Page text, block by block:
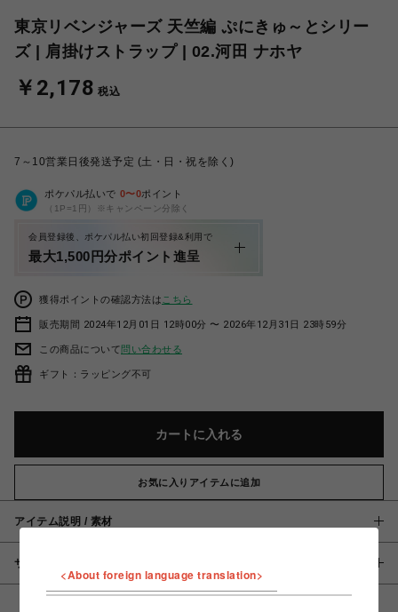
東京リベンジャーズ 天竺編 ぷにきゅ～とシリー
ズ | 肩掛けストラップ | 02.河田 ナホヤ
￥2,178 税込
7～10営業日後発送予定 (土・日・祝を除く)
ポケパル払いで 0〜0ポイント
（1P=1円）※キャンペーン分除く
会員登録後、ポケパル払い初回登録&利用で
最大1,500円分ポイント進呈
獲得ポイントの確認方法は こちら
販売期間 2024年12月01日 12時00分 〜 2026年12月31日 23時59分
この商品について問い合わせる
ギフト：ラッピング不可
カートに入れる
お気に入りアイテムに追加
アイテム説明 / 素材
サイズ
<About foreign language translation>